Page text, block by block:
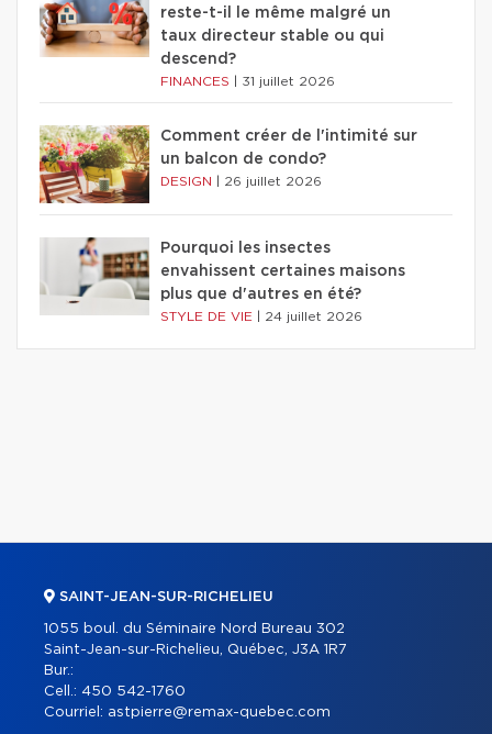
reste-t-il le même malgré un
taux directeur stable ou qui
descend?
FINANCES 31 juillet 2026
Comment créer de l'intimité sur
un balcon de condo?
DESIGN 26 juillet 2026
Pourquoi les insectes
envahissent certaines maisons
plus que d'autres en été?
STYLE DE VIE 24 juillet 2026
SAINT-JEAN-SUR-RICHELIEU
1055 boul. du Séminaire Nord Bureau 302
Saint-Jean-sur-Richelieu, Québec, J3A 1R7
Bur.:
Cell.: 450 542-1760
Courriel: astpierre@remax-quebec.com